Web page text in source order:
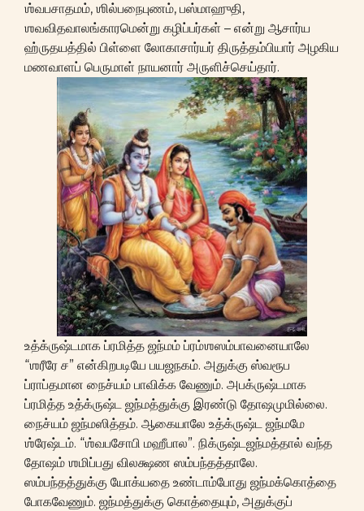
ஶ்வபசாதமம், ஶில்பநைபுணம், பஸ்மாஹுதி,
ஶவவிதவாலங்காரமென்று கழிப்பர்கள் – என்று ஆசார்ய
ஹ்ருதயத்தில் பிள்ளை லோகாசார்யர் திருத்தம்பியார் அழகிய
மணவாளப் பெருமாள் நாயனார் அருளிச்செய்தார்.
உத்க்ருஷ்டமாக ப்ரமித்த ஜந்மம் ப்ரம்ஶஸம்பாவனையாலே
“ஶரீரே ச” என்கிறபடியே பயஜநகம். அதுக்கு ஸ்வரூப
ப்ராப்தமான நைச்யம் பாவிக்க வேணும். அபக்ருஷ்டமாக
ப்ரமித்த உத்க்ருஷ்ட ஜந்மத்துக்கு இரண்டு தோஷமுமில்லை.
நைச்யம் ஜந்மஸித்தம். ஆகையாலே உத்க்ருஷ்ட ஜந்மமே
ஶ்ரேஷ்டம். “ஶ்வபசோபி மஹீபால”. நிக்ருஷ்டஜந்மத்தால் வந்த
தோஷம் ஶமிப்பது விலக்ஷண ஸம்பந்தத்தாலே.
ஸம்பந்தத்துக்கு யோக்யதை உண்டாம்போது ஜந்மக்கொத்தை
போகவேணும். ஜந்மத்துக்கு கொத்தையும், அதுக்குப்